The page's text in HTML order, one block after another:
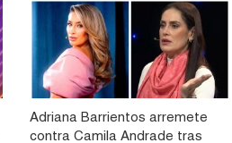
Adriana Barrientos arremete
contra Camila Andrade tras